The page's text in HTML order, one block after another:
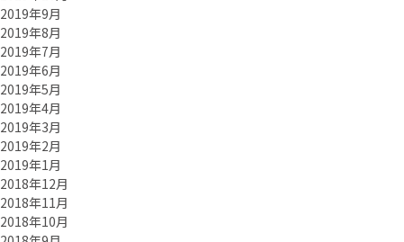
2019年9月
2019年8月
2019年7月
2019年6月
2019年5月
2019年4月
2019年3月
2019年2月
2019年1月
2018年12月
2018年11月
2018年10月